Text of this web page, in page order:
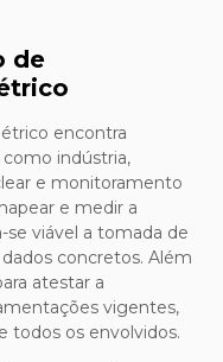
de
encontra
indústria,
e monitoramento
e medir a
se viável a tomada de
concretos. Além
atestar a
vigentes,
todos os envolvidos.